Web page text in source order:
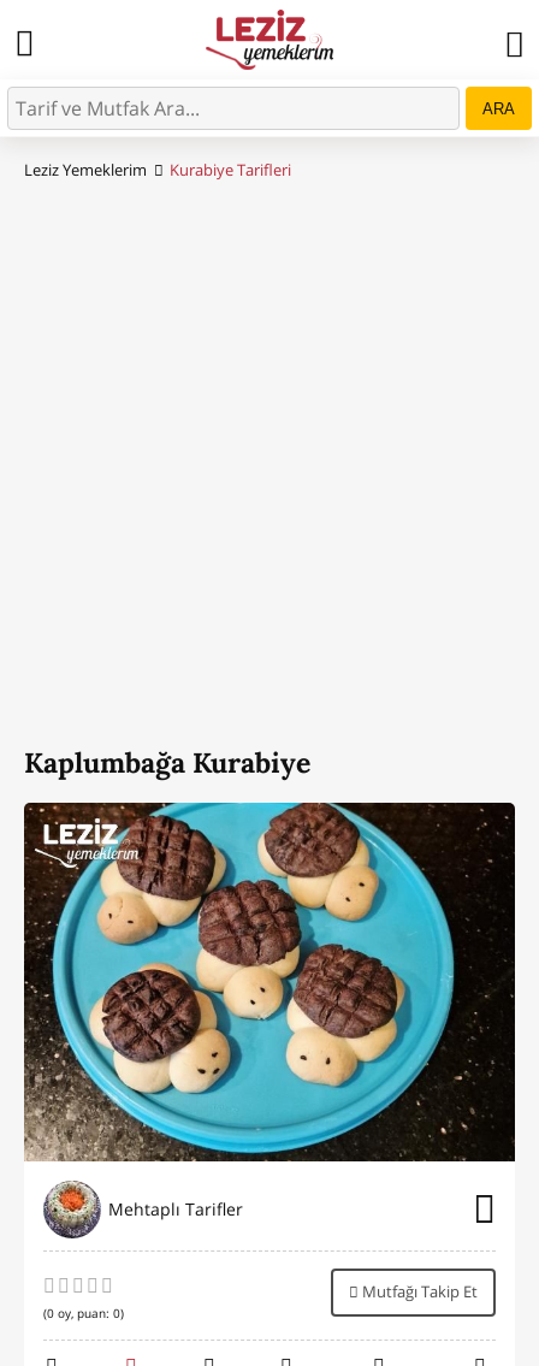
ARA
Leziz Yemeklerim Kurabiye Tarifleri
Kaplumbağa Kurabiye
Mehtaplı Tarifler
(0 oy, puan: 0)
Mutfağı Takip Et